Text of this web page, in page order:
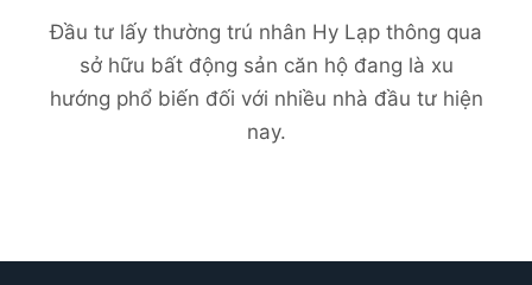
Đầu tư lấy thường trú nhân Hy Lạp thông qua
sở hữu bất động sản căn hộ đang là xu
hướng phổ biến đối với nhiều nhà đầu tư hiện
nay.